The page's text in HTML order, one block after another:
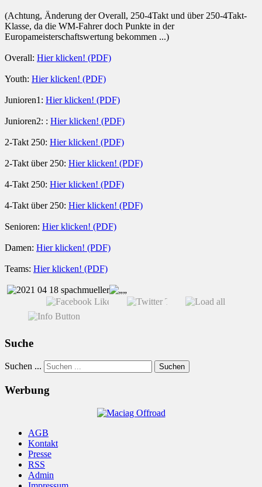
(Achtung, Änderung der Overall, 250-4Takt und über 250-4Takt-
Klasse, da die WM-Fahrer doch Punkte in der
Europameisterschaftswertung bekommen ...)
Overall: Hier klicken! (PDF)
Youth: Hier klicken! (PDF)
Junioren1: Hier klicken! (PDF)
Junioren2: : Hier klicken! (PDF)
2-Takt 250: Hier klicken! (PDF)
2-Takt über 250: Hier klicken! (PDF)
4-Takt 250: Hier klicken! (PDF)
4-Takt über 250: Hier klicken! (PDF)
Senioren: Hier klicken! (PDF)
Damen: Hier klicken! (PDF)
Teams: Hier klicken! (PDF)
Suche
Suchen ... Suchen
Werbung
AGB
Kontakt
Presse
RSS
Admin